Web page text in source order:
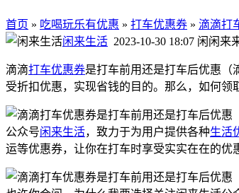
首页 » 吃喝玩乐有优惠 » 打车优惠券 » 滴滴打
闲来生活 2023-10-30 18:07 闲闲来
滴滴打车优惠券是打车前用还是打车后优惠（
受折扣优惠，实现省钱的目的。那么，如何领
公众号闲来生活，致力于为用户提供各种生活
运等优惠券，让你在打车时享受实实在在的优